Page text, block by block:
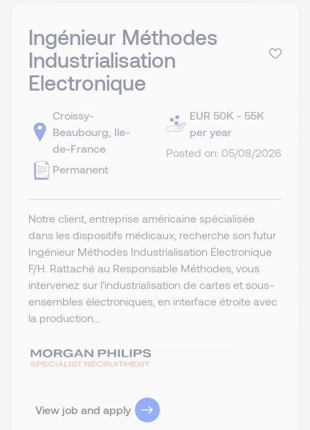
Ingénieur Méthodes
Industrialisation
Electronique
Croissy-
Beaubourg, Ile-
de-France
Permanent
EUR 50K - 55K
per year
Posted on: 05/08/2026
Notre client, entreprise américaine spécialisée
dans les dispositifs médicaux, recherche son futur
Ingénieur Méthodes Industrialisation Électronique
F/H. Rattaché au Responsable Méthodes, vous
intervenez sur l’industrialisation de cartes et sous-
ensembles électroniques, en interface étroite avec
la production...
View job and apply